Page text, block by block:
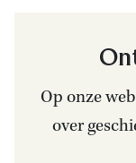
Op onze
over